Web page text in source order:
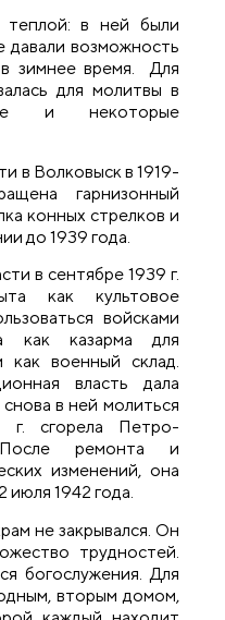
теплой: в ней были
давали возможность
зимнее время. Для
для молитвы в
и некоторые
в Волковыск в 1919-
гарнизонный
конных стрелков и
до 1939 года.
в сентябре 1939 г.
как культовое
войсками
как казарма для
как военный склад.
власть дала
в ней молиться
г. сгорела Петро-
После ремонта и
изменений, она
июля 1942 года.
не закрывался. Он
трудностей.
богослужения. Для
вторым домом,